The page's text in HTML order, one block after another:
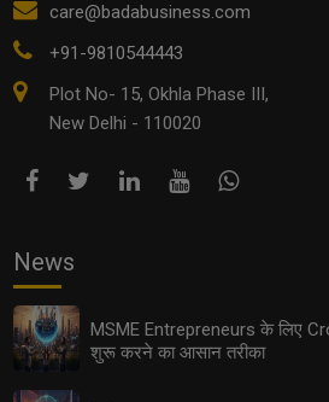
मार्केट तक पहुँचने के आसान तरीके
care@badabusiness.com
+91-9810544443
Plot No- 15, Okhla Phase III,
New Delhi - 110020
News
MSME Entrepreneurs के लिए
शुरू करने का आसान तरीका